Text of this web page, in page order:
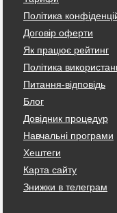
Політика
Договір оферти
Як працює рейтинг
Політика
Питання-відповідь
Блог
Довідник процедур
Навчальні програми
Хештеги
Карта сайту
Знижки в телеграм